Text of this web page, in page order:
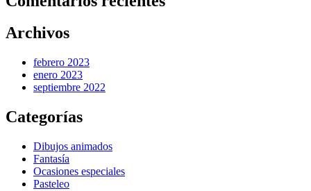
Archivos
febrero 2023
enero 2023
septiembre 2022
Categorías
Dibujos animados
Fantasía
Ocasiones especiales
Pasteleo